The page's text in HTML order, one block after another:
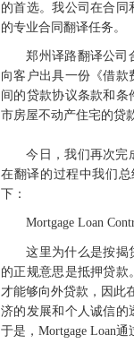
的首选。我公司在合同
的专业合同翻译任务。
郑州译路翻译公司
向客户出具一份《借
间的贷款协议条款和
市房屋不动产住宅的贷
今日，我们再次完
在翻译的过程中我们
下：
Mortgage Loan
这里为什么是按揭
的正规意思是抵押贷
才能够向外贷款，因此
济的发展和个人诚信的
于是， Mortgage Loan通